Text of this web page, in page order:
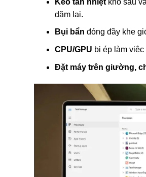
dặm lại.
Bụi bẩn đóng đầy khe
CPU/GPU bị ép làm
Đặt máy trên giường,